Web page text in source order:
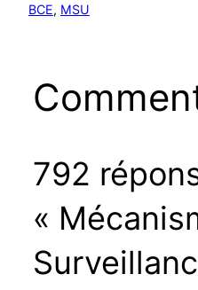
BCE, MSU
792
«